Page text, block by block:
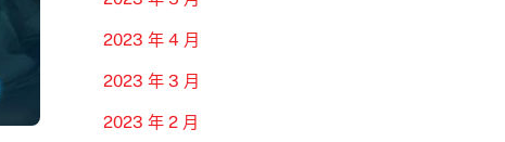
2023 年 4 月
2023 年 3 月
2023 年 2 月